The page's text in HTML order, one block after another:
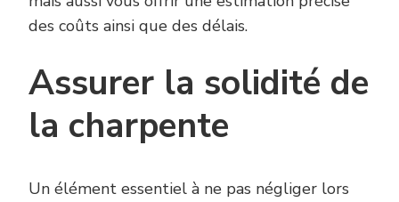
des coûts ainsi que des délais.
Assurer la solidité de
la charpente
Un élément essentiel à ne pas négliger lors